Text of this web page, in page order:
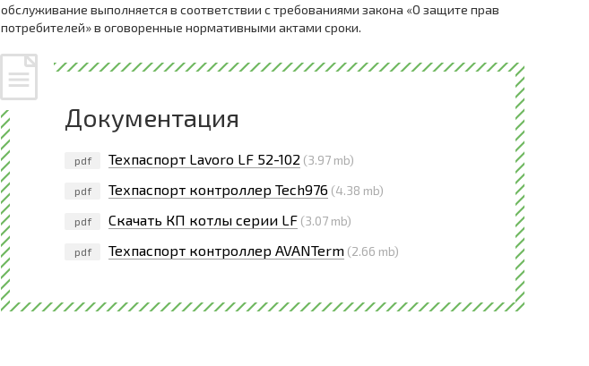
обслуживание выполняется в соответствии с требованиями закона «О защите прав
потребителей» в оговоренные нормативными актами сроки.
Документация
pdf Техпаспорт Lavoro LF 52-102 (3.97 mb)
pdf Техпаспорт контроллер Tech976 (4.38 mb)
pdf Скачать КП котлы серии LF (3.07 mb)
pdf Техпаспорт контроллер AVANTerm (2.66 mb)